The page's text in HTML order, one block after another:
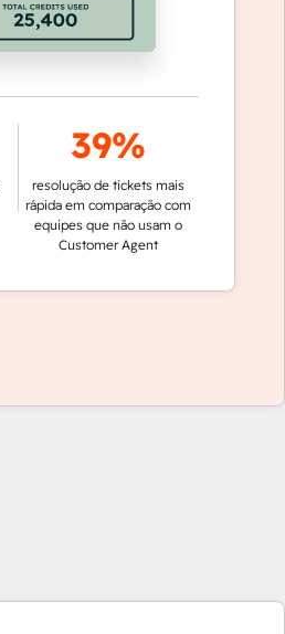
39%
resolução de tickets mais
rápida em comparação com
equipes que não usam o
Customer Agent